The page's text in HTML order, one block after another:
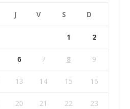
J V S D
1 2
6 7 8 9
13 14 15 16
20 21 22 23